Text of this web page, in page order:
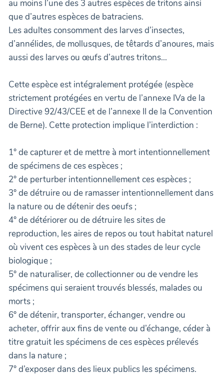
au moins l’une des 3 autres espèces de tritons ainsi
que d’autres espèces de batraciens.
Les adultes consomment des larves d’insectes,
d’annélides, de mollusques, de têtards d’anoures, mais
aussi des larves ou œufs d’autres tritons...
Cette espèce est intégralement protégée (espèce
strictement protégées en vertu de l’annexe IVa de la
Directive 92/43/CEE et de l’annexe II de la Convention
de Berne). Cette protection implique l’interdiction :
1° de capturer et de mettre à mort intentionnellement
de spécimens de ces espèces ;
2° de perturber intentionnellement ces espèces ;
3° de détruire ou de ramasser intentionnellement dans
la nature ou de détenir des oeufs ;
4° de détériorer ou de détruire les sites de
reproduction, les aires de repos ou tout habitat naturel
où vivent ces espèces à un des stades de leur cycle
biologique ;
5° de naturaliser, de collectionner ou de vendre les
spécimens qui seraient trouvés blessés, malades ou
morts ;
6° de détenir, transporter, échanger, vendre ou
acheter, offrir aux fins de vente ou d’échange, céder à
titre gratuit les spécimens de ces espèces prélevés
dans la nature ;
7° d’exposer dans des lieux publics les spécimens.